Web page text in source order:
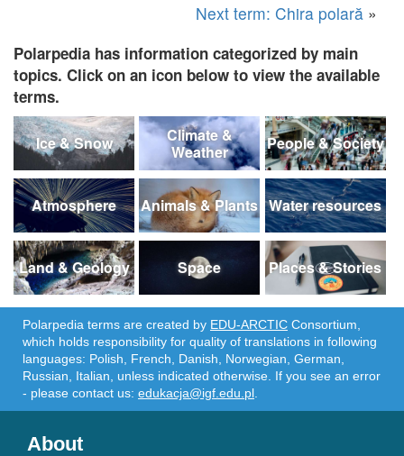
Next term: Chira polară »
Polarpedia has information categorized by main
topics. Click on an icon below to view the available
terms.
Ice & Snow
Climate &
Weather
People & Society
Atmosphere Animals & Plants Water resources
Land & Geology Space Places & Stories
Polarpedia terms are created by EDU-ARCTIC Consortium,
which holds responsibility for quality of translations in following
languages: Polish, French, Danish, Norwegian, German,
Russian, Italian, unless indicated otherwise. If you see an error
- please contact us: edukacja@igf.edu.pl
About